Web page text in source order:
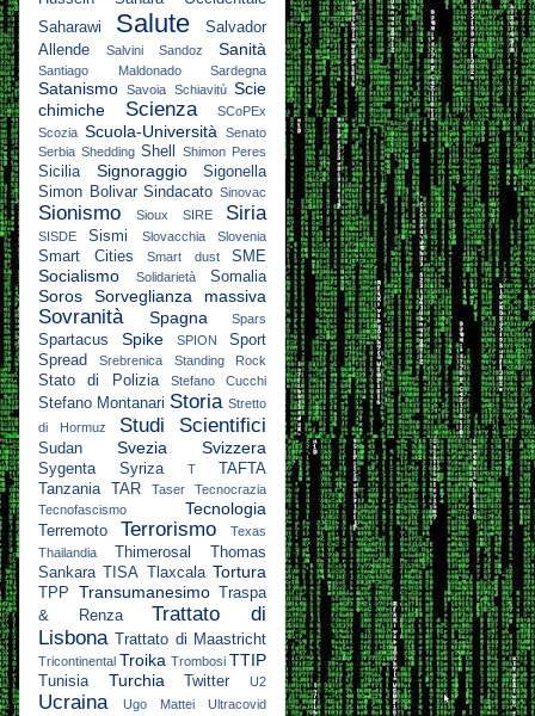
Saharawi
Salute
Salvador
Allende
Salvini Sandoz Sanità
Santiago Maldonado Sardegna
Satanismo Savoia Schiavitù Scie
chimiche
Scienza
SCoPEx
Scozia Scuola-Università
Senato
Serbia Shedding Shell Shimon Peres
Sicilia Signoraggio
Sigonella
Simon Bolivar Sindacato Sinovac
Sionismo Sioux SIRE Siria
SISDE Sismi Slovacchia Slovenia
Smart Cities Smart dust SME
Socialismo Solidarietà Somalia
Soros Sorveglianza massiva
Sovranità Spagna Spars
Spartacus Spike SPION
Sport
Spread
Srebrenica Standing Rock
Stato di Polizia Stefano Cucchi
Stefano Montanari Storia Stretto
di Hormuz
Studi Scientifici
Sudan Svezia Svizzera
Sygenta Syriza T
TAFTA
Tanzania
TAR Taser
Tecnocrazia
Tecnofascismo
Tecnologia
Terremoto Terrorismo
Texas
Thailandia
Thimerosal
Thomas
Sankara
TISA Tlaxcala Tortura
TPP Transumanesimo
Traspa
& Renza
Trattato di
Lisbona
Trattato di Maastricht
Tricontinental Troika Trombosi TTIP
Tunisia Turchia Twitter U2
Ucraina Ugo Mattei Ultracovid